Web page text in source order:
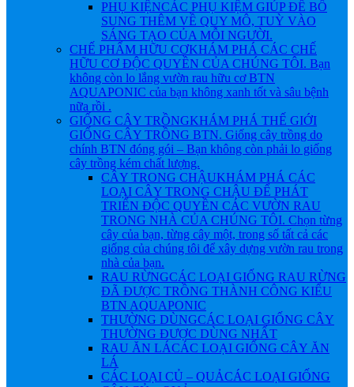
PHỤ KIỆNCÁC PHỤ KIỆM GIÚP ĐỂ BỔ
SUNG THÊM VỀ QUY MÔ, TUỲ VÀO
SÁNG TẠO CỦA MỖI NGƯỜI.
CHẾ PHẨM HỮU CƠKHÁM PHÁ CÁC CHẾ
HỮU CƠ ĐỘC QUYỀN CỦA CHÚNG TÔI. Bạn
không còn lo lắng vườn rau hữu cơ BTN
AQUAPONIC của bạn không xanh tốt và sâu bệnh
nữa rồi .
GIỐNG CÂY TRỒNGKHÁM PHÁ THẾ GIỚI
GIỐNG CÂY TRỒNG BTN. Giống cây trồng do
chính BTN đóng gói – Bạn không còn phải lo giống
cây trồng kém chất lượng.
CÂY TRONG CHẬUKHÁM PHÁ CÁC
LOẠI CÂY TRONG CHẬU ĐỂ PHÁT
TRIỂN ĐỘC QUYỀN CÁC VƯỜN RAU
TRONG NHÀ CỦA CHÚNG TÔI. Chọn từng
cây của bạn, từng cây một, trong số tất cả các
giống của chúng tôi để xây dựng vườn rau trong
nhà của bạn.
RAU RỪNGCÁC LOẠI GIỐNG RAU RỪNG
ĐÃ ĐƯỢC TRỒNG THÀNH CÔNG KIỂU
BTN AQUAPONIC
THƯỜNG DÙNGCÁC LOẠI GIỐNG CÂY
THƯỜNG ĐƯỢC DÙNG NHẤT
RAU ĂN LÁCÁC LOẠI GIỐNG CÂY ĂN
LÁ
CÁC LOẠI CỦ – QUẢCÁC LOẠI GIỐNG